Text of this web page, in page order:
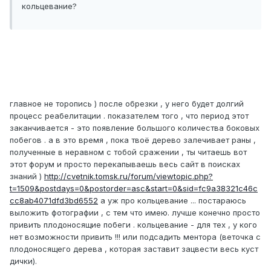
кольцевание?
главное не торопись ) после обрезки , у него будет долгий
процесс реабелитации . показателем того , что период этот
заканчивается - это появление большого количества боковых
побегов . а в это время , пока твоё дерево залечивает раны ,
полученные в неравном с тобой сражении , ты читаешь вот
этот форум и просто перекапываешь весь сайт в поисках
знаний ) http://cvetnik.tomsk.ru/forum/viewtopic.php?
t=1509&postdays=0&postorder=asc&start=0&sid=fc9a38321c46c
cc8ab4071dfd3bd6552 а уж про кольцевание ... постараюсь
выложить фотографии , с тем что имею. лучше конечно просто
привить плодоносящие побеги . кольцевание - для тех , у кого
нет возможности привить !!! или подсадить ментора (веточка с
плодоносящего дерева , которая заставит зацвести весь куст
дички).